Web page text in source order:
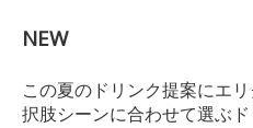
NEW
この夏のドリンク提案にエ
択肢シーンに合わせて選ぶ